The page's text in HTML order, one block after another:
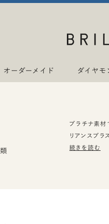
オーダーメイド ダイヤモ
プラチナ素材
リアンスプ
続きを読む